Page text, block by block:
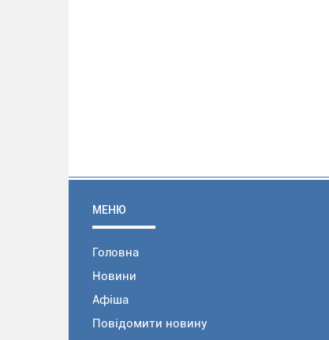
МЕНЮ
Головна
Новини
Афіша
Повідомити новину